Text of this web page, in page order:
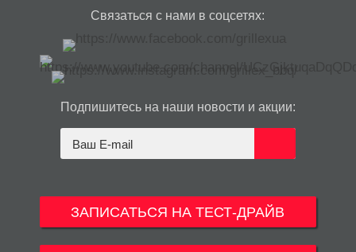
Связаться с нами в соцсетях:
Подпишитесь на наши новости и акции:
ЗАПИСАТЬСЯ НА ТЕСТ-ДРАЙВ